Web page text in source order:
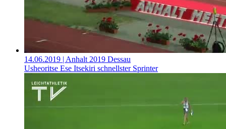
14.06.2019 | Anhalt 2019 Dessau
Usheoritse Ese Itsekiri schnellster Sprinter